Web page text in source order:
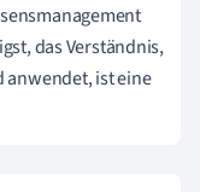
das Verständnis,
anwendet, ist eine